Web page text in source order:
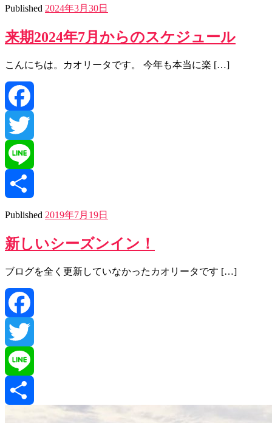
共
有
Published 2024年3月30日
来期2024年7月からのスケジュール
こんにちは。カオリータです。 今年も本当に楽 […]
Facebook
Twitter
Line
共
有
Published 2019年7月19日
新しいシーズンイン！
ブログを全く更新していなかったカオリータです […]
Facebook
Twitter
Line